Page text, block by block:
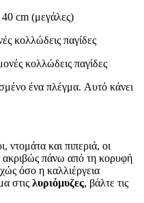
cm (μεγάλες)
κολλώδεις παγίδες
κολλώδεις παγίδες
ένα πλέγμα. Αυτό κάνει
ντομάτα και πιπεριά, οι
ακριβώς πάνω από τη κορυφή
όσο η καλλιέργεια
στις λυριόμυζες, βάλτε τις